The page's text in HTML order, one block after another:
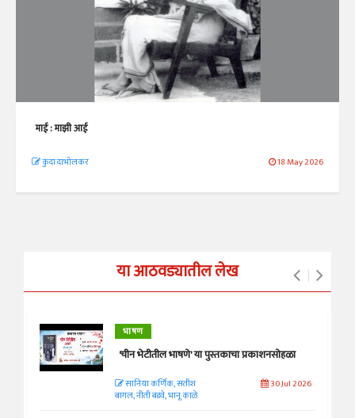
माई : माझी आई
कुंदा दाभोलकर 18 May 2026
या आठवड्यातील लेख
भाषण
'चीन भेटीतील भाषणे' या पुस्तकाचा प्रकाशनसोहळा
सानिया कर्णिक, सतीश
बागल, नीती बडवे, भानू काळे
30 Jul 2026